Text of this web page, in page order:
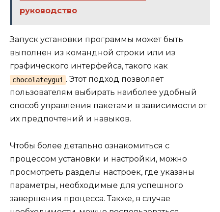
руководство
Запуск установки программы может быть
выполнен из командной строки или из
графического интерфейса, такого как
chocolateygui . Этот подход позволяет
пользователям выбирать наиболее удобный
способ управления пакетами в зависимости от
их предпочтений и навыков.
Чтобы более детально ознакомиться с
процессом установки и настройки, можно
просмотреть разделы настроек, где указаны
параметры, необходимые для успешного
завершения процесса. Также, в случае